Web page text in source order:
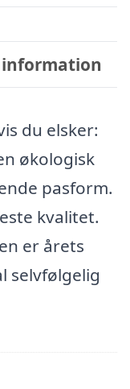
information
du elsker:
økologisk
pasform.
kvalitet.
er årets
selvfølgelig